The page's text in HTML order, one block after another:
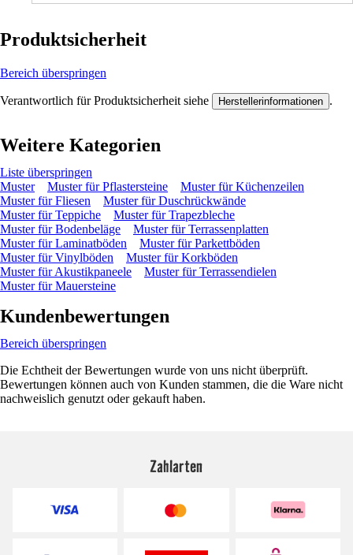
Produktsicherheit
Bereich überspringen
Verantwortlich für Produktsicherheit siehe Herstellerinformationen .
Weitere Kategorien
Liste überspringen
Muster
Muster für Pflastersteine
Muster für Küchenzeilen
Muster für Fliesen
Muster für Duschrückwände
Muster für Teppiche
Muster für Trapezbleche
Muster für Bodenbeläge
Muster für Terrassenplatten
Muster für Laminatböden
Muster für Parkettböden
Muster für Vinylböden
Muster für Korkböden
Muster für Akustikpaneele
Muster für Terrassendielen
Muster für Mauersteine
Kundenbewertungen
Bereich überspringen
Die Echtheit der Bewertungen wurde von uns nicht überprüft.
Bewertungen können auch von Kunden stammen, die die Ware nicht
nachweislich genutzt oder gekauft haben.
Zahlarten